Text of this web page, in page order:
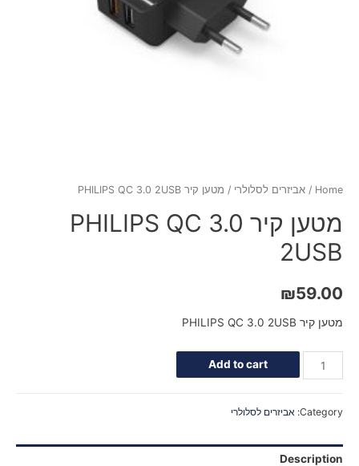
Home
/ אביזרים לסלולרי / מטען קיר PHILIPS QC 3.0 2USB
מטען קיר PHILIPS QC 3.0
2USB
₪59.00
מטען קיר PHILIPS QC 3.0 2USB
Add to cart
Category: אביזרים לסלולרי
Description